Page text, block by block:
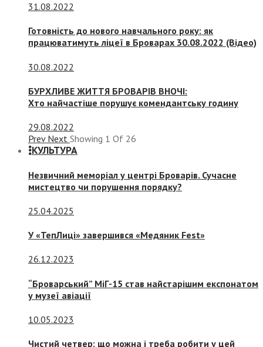
31.08.2022
Готовність до нового навчального року: як
працюватимуть ліцеї в Броварах 30.08.2022 (Відео)
30.08.2022
БУРХЛИВЕ ЖИТТЯ БРОВАРІВ ВНОЧІ:
Хто найчастіше порушує комендантську годину
29.08.2022
Prev Next Showing 1 Of 26
КУЛЬТУРА
Незвичний меморіал у центрі Броварів. Сучасне
мистецтво чи порушення порядку?
25.04.2025
У «ТепЛиці» завершився «Медяник Fest»
26.12.2023
“Броварський” МіГ-15 став найстарішим експонатом
у музеї авіації
10.05.2023
Чистий четвер: що можна і треба робити у цей